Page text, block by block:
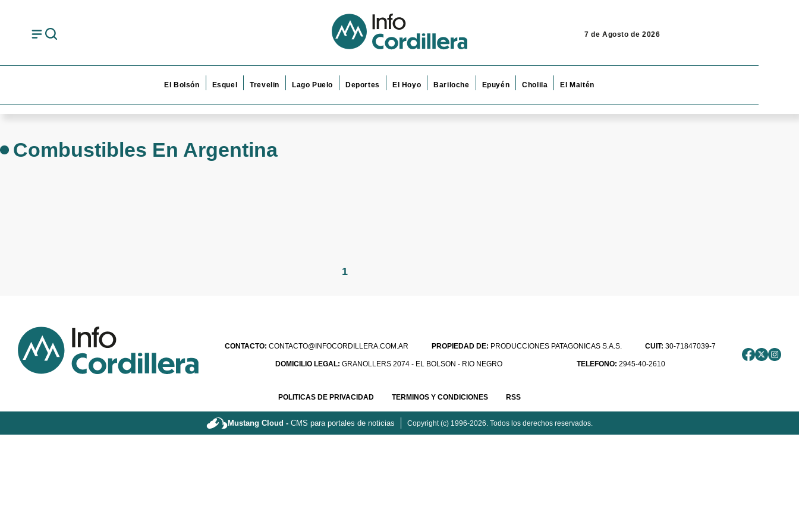
7 de Agosto de 2026
El Bolsón Esquel Trevelin Lago Puelo Deportes El Hoyo Bariloche Epuyén Cholila El Maitén
Combustibles En Argentina
1
CONTACTO: CONTACTO@INFOCORDILLERA.COM.AR PROPIEDAD DE: PRODUCCIONES PATAGONICAS S.A.S. CUIT: 30-71847039-7
DOMICILIO LEGAL:GRANOLLERS 2074 - EL BOLSON - RIO NEGRO TELEFONO: 2945-40-2610
POLITICAS DE PRIVACIDAD TERMINOS Y CONDICIONES RSS
Mustang Cloud - CMS para portales de noticias Copyright (c) 1996-2026. Todos los derechos reservados.